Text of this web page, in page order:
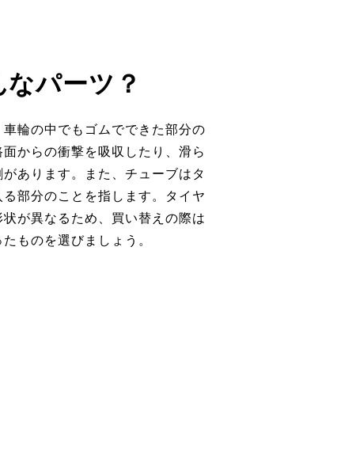
パーツ？
輪の中でもゴムでできた部分の
からの衝撃を吸収したり、滑ら
あります。また、チューブはタ
部分のことを指します。タイヤ
が異なるため、買い替えの際は
ものを選びましょう。